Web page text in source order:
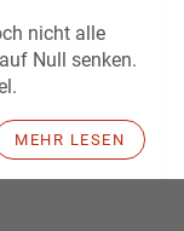
nicht alle
Null senken.
MEHR LESEN